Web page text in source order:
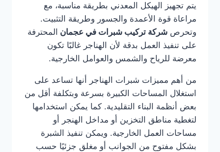
يتم تجهيز الهيكل المعدني بطريقة مناسبة، مع
مراعاة قوة الأعمدة والجسور وطريقة التثبيت.
وتحرص شركة تركيب شبرات في عجمان المحترفة
على تنفيذ العمل بدقة لأن الهناجر غالبًا تكون
معرضة للرياح والشمس والعوامل الخارجية.
من أهم مميزات شبرات الهناجر أنها تساعد على
استغلال المساحات الكبيرة بسرعة وبتكلفة أقل من
بعض أنظمة البناء التقليدية. كما يمكن استخدامها
لتغطية مناطق التخزين أو مداخل الهنجر أو
مساحات العمل الخارجية. ويمكن تنفيذ الشبرة
بشكل مفتوح من الجوانب أو مغلق جزئيًا حسب